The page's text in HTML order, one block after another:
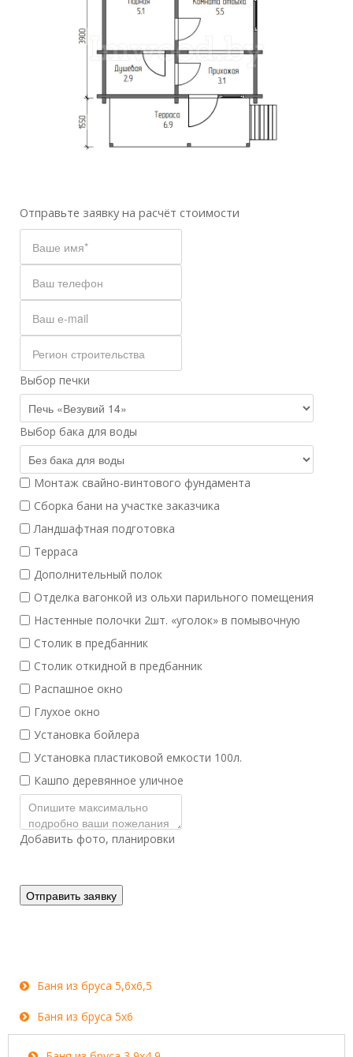
Отправьте заявку на расчёт стоимости
Выбор печки
Выбор бака для воды
Монтаж свайно-винтового фундамента
Сборка бани на участке заказчика
Ландшафтная подготовка
Терраса
Дополнительный полок
Отделка вагонкой из ольхи парильного помещения
Настенные полочки 2шт. «уголок» в помывочную
Столик в предбанник
Столик откидной в предбанник
Распашное окно
Глухое окно
Установка бойлера
Установка пластиковой емкости 100л.
Кашпо деревянное уличное
Добавить фото, планировки
Отправить заявку
Баня из бруса 5,6x6,5
Баня из бруса 5x6